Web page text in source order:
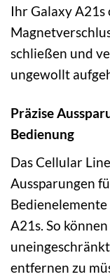
Ihr Galaxy
schließen und
ungewollt
Präzise
Bedienung
Das Cellular
Aussparungen
A21s. So
entfernen zu